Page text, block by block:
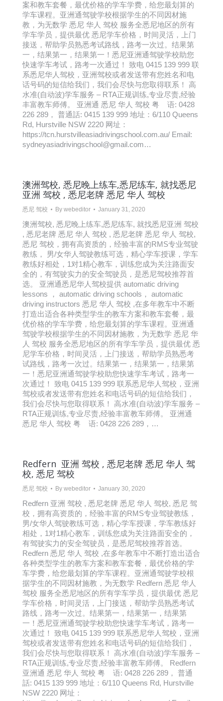
案和教车套餐，最优价格的学车学费，给您最划算的
学车课程。亚洲通驾驶学校根据学生的不同因材施
教，为无数学 悉尼 华人 驾校 服务全悉尼地区的所有
学车学员，提供最优 悉尼学车价格，时间灵活，上门
接送，帮助学员熟悉考试路线，路考一次过。结果第
一，结果第一，结果第一！悉尼亚洲通驾驶学校助您
快速学车考试，路考一次通过！ 致电 0415 139 999 联
系悉尼华人驾校，亚洲驾校或者发送带有您姓名和电
话号码的短信给我们，我们会尽快与您取得联系！ 高
水准(自动波)学车服务 – RTA正规训练,专业尽责,经验
丰富教车师傅。 亚洲通 悉尼 华人 驾校 粤 语: 0428
226 289， 普通話: 0415 139 999 地址：6/110 Queens
Rd, Hurstville NSW 2220 网址：
https://tcn.hurstvilleasiadrivingschool.com.au/ Email:
sydneyasiadrivingschool@gmail.com…
澳洲驾校, 悉尼晚上练车,悉尼练车, 就找悉尼
亚洲 驾校 , 悉尼老牌 悉尼 华人 驾校
悉尼 驾校 By webeditor January 31, 2020
澳洲驾校, 悉尼晚上练车,悉尼练车, 就找悉尼亚洲 驾校
, 悉尼老牌 悉尼 华人 驾校 , 悉尼老牌 悉尼 华人 驾校,
悉尼 驾校，拥有高资质的，经验丰富的RMS专业驾驶
教练， 男/女华人驾驶教练可选，精心学车授课，学车
教练好相处，1对1精心教车，训练您成为关注路面安
全的，有驾驶实力的安全驾驶员，是悉尼驾校推荐首
选。 亚洲通悉尼华人驾校提供 automatic driving
lessons ， automatic driving schools， automatic
driving instructors 悉尼 华人 驾校 ,在多年教车中不断
打造出适合各种类型学生的教车方案和教车套餐，最
优价格的学车学费，给您最划算的学车课程。亚洲通
驾驶学校根据学生的不同因材施教，为无数学 悉尼 华
人 驾校 服务全悉尼地区的所有学车学员，提供最优 悉
尼学车价格，时间灵活，上门接送，帮助学员熟悉考
试路线，路考一次过。结果第一，结果第一，结果第
一！悉尼亚洲通驾驶学校助您快速学车考试，路考一
次通过！ 致电 0415 139 999 联系悉尼华人驾校，亚洲
驾校或者发送带有您姓名和电话号码的短信给我们，
我们会尽快与您取得联系！ 高水准(自动波)学车服务 –
RTA正规训练,专业尽责,经验丰富教车师傅。 亚洲通
悉尼 华人 驾校 粤 语: 0428 226 289，…
Redfern 亚洲 驾校 , 悉尼老牌 悉尼 华人 驾
校, 悉尼 驾校
悉尼 驾校 By webeditor January 30, 2020
Redfern 亚洲 驾校 , 悉尼老牌 悉尼 华人 驾校, 悉尼 驾
校，拥有高资质的，经验丰富的RMS专业驾驶教练，
男/女华人驾驶教练可选，精心学车授课，学车教练好
相处，1对1精心教车，训练您成为关注路面安全的，
有驾驶实力的安全驾驶员，是悉尼驾校推荐首选。
Redfern 悉尼 华人 驾校 ,在多年教车中不断打造出适合
各种类型学生的教车方案和教车套餐，最优价格的学
车学费，给您最划算的学车课程。亚洲通驾驶学校根
据学生的不同因材施教，为无数学 Redfern 悉尼 华人
驾校 服务全悉尼地区的所有学车学员，提供最优 悉尼
学车价格，时间灵活，上门接送，帮助学员熟悉考试
路线，路考一次过。结果第一，结果第一，结果第
一！悉尼亚洲通驾驶学校助您快速学车考试，路考一
次通过！ 致电 0415 139 999 联系悉尼华人驾校，亚洲
驾校或者发送带有您姓名和电话号码的短信给我们，
我们会尽快与您取得联系！ 高水准(自动波)学车服务 –
RTA正规训练,专业尽责,经验丰富教车师傅。 Redfern
亚洲通 悉尼 华人 驾校 粤 语: 0428 226 289， 普通
話: 0415 139 999 地址：6/110 Queens Rd, Hurstville
NSW 2220 网址：